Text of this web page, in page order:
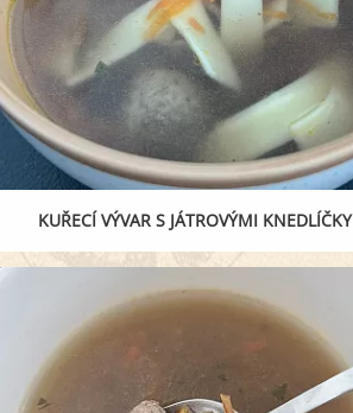
KUŘECÍ VÝVAR S JÁTROVÝMI KNEDLÍČKY